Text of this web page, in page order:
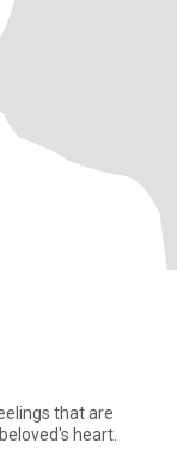
that are
heart.